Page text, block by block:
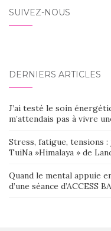
SUIVEZ-NOUS
DERNIERS ARTICLES
J’ai testé le soin
m’attendais pas à vivre
Stress, fatigue, tensions :
TuiNa »Himalaya » de
Quand le mental appuie
d’une séance d’ACCESS